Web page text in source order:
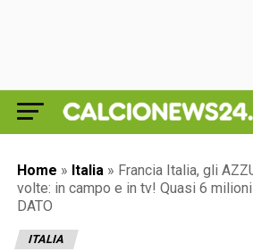
Home » Italia » Francia Italia, gli
volte: in campo e in tv! Quasi 6
DATO
ITALIA